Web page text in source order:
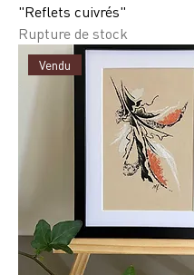
"Reflets cuivrés"
Rupture de stock
Vendu